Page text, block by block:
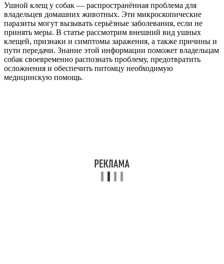
Ушной клещ у собак — распространённая проблема для
владельцев домашних животных. Эти микроскопические
паразиты могут вызывать серьёзные заболевания, если не
принять меры. В статье рассмотрим внешний вид ушных
клещей, признаки и симптомы заражения, а также причины и
пути передачи. Знание этой информации поможет владельцам
собак своевременно распознать проблему, предотвратить
осложнения и обеспечить питомцу необходимую
медицинскую помощь.